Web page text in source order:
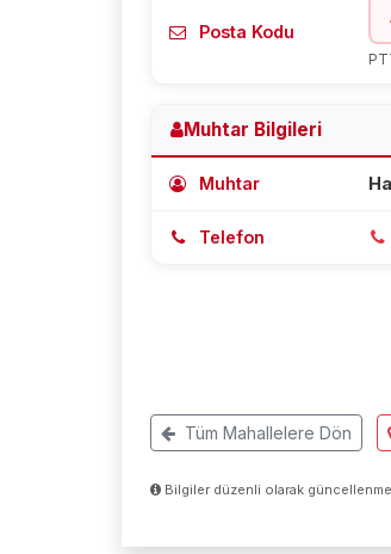
Posta Kodu
Muhtar Bilgileri
Muhtar
Telefon
Tüm Mahallelere Dön
Bilgiler düzenli olarak